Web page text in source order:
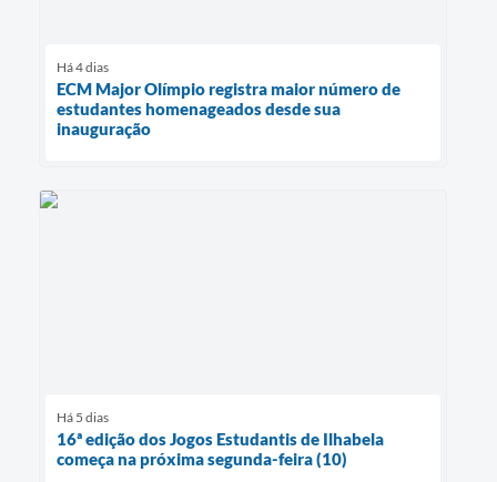
Há 4 dias
ECM Major Olímpio registra maior número de
estudantes homenageados desde sua
inauguração
Há 5 dias
16ª edição dos Jogos Estudantis de Ilhabela
começa na próxima segunda-feira (10)